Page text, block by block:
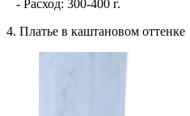
- Расход: 300-400 г.
4. Платье в каштановом оттенке